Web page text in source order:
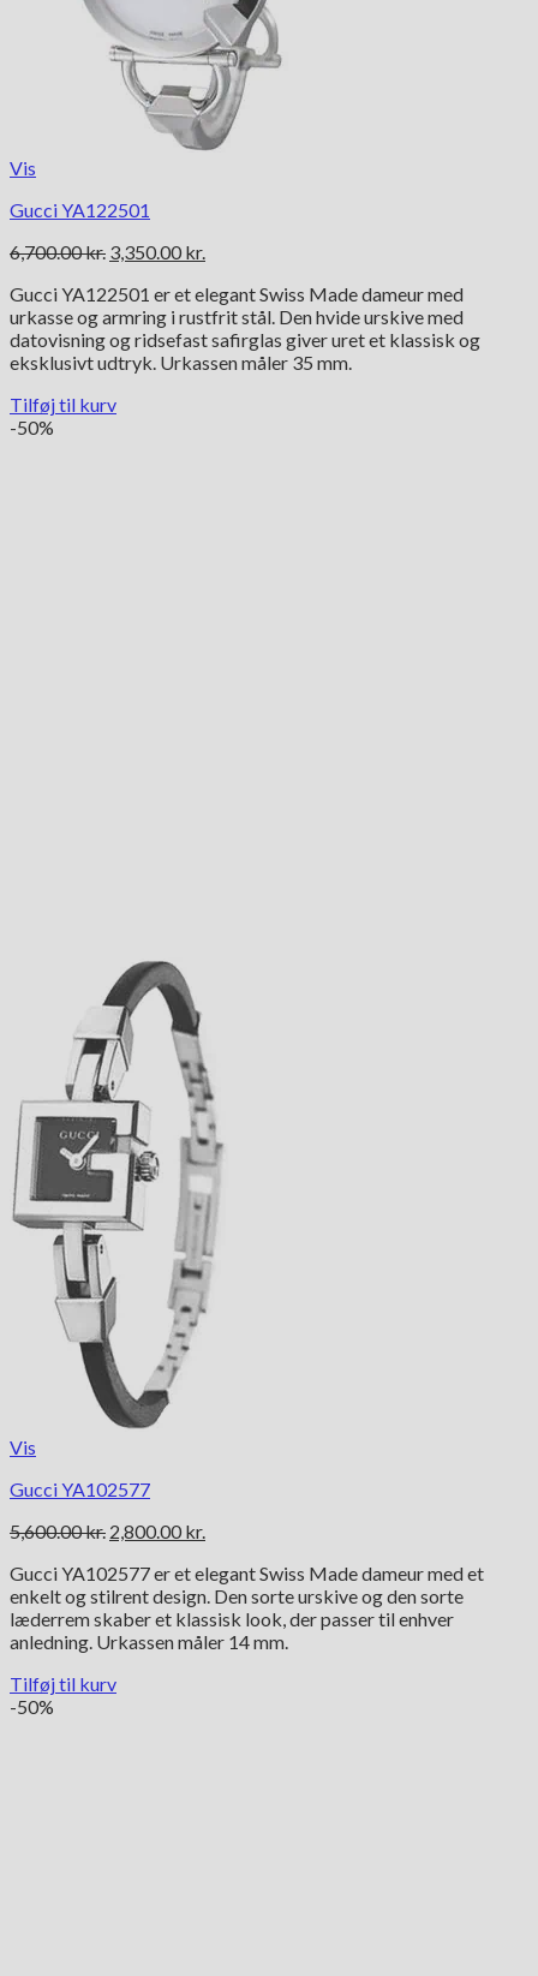
Vis
Gucci YA122501
6,700.00kr. Den
pris
var:
6,700.00 kr..
3,350.00 kr.
pris
er:
3,350.00 kr..
Gucci YA122501 er et elegant Swiss Made dameur med
urkasse og armring i rustfrit stål. Den hvide urskive med
datovisning og ridsefast safirglas giver uret et klassisk og
eksklusivt udtryk. Urkassen måler 35 mm.
Tilføj til kurv
-50%
Vis
Gucci YA102577
5,600.00kr. Den
pris
var:
5,600.00 kr..
2,800.00 kr.
pris
er:
2,800.00 kr..
Gucci YA102577 er et elegant Swiss Made dameur med et
enkelt og stilrent design. Den sorte urskive og den sorte
læderrem skaber et klassisk look, der passer til enhver
anledning. Urkassen måler 14 mm.
Tilføj til kurv
-50%